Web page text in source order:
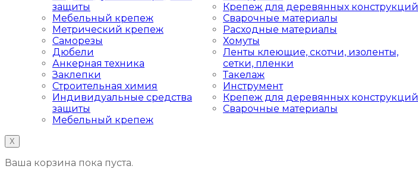
защиты
Мебельный крепеж
Метрический крепеж
Саморезы
Дюбели
Анкерная техника
Заклепки
Строительная химия
Индивидуальные средства
защиты
Мебельный крепеж
Крепеж для деревянных конструкций
Сварочные материалы
Расходные материалы
Хомуты
Ленты клеющие, скотчи, изоленты,
сетки, пленки
Такелаж
Инструмент
Крепеж для деревянных конструкций
Сварочные материалы
X
Ваша корзина пока пуста.